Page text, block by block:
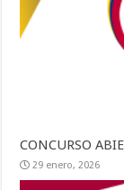
CONCURSO
29 enero, 2026